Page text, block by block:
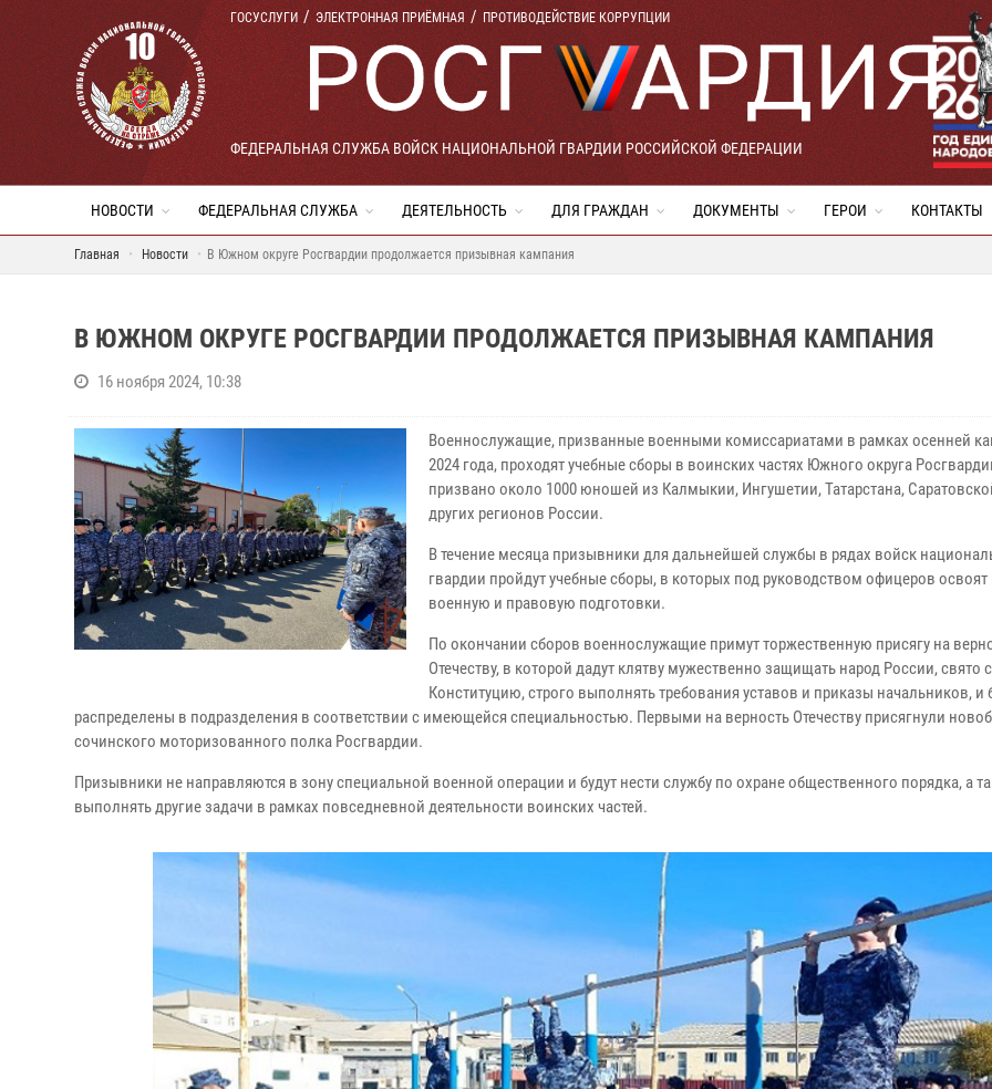
ГОСУСЛУГИ ЭЛЕКТРОННАЯ ПРИЁМНАЯ ПРОТИВОДЕЙСТВИЕ КОРРУПЦИИ
ФЕДЕРАЛЬНАЯ СЛУЖБА ВОЙСК НАЦИОНАЛЬНОЙ ГВАРДИИ РОССИЙСКОЙ ФЕДЕРАЦИИ
НОВОСТИ ФЕДЕРАЛЬНАЯ СЛУЖБА ДЕЯТЕЛЬНОСТЬ ДЛЯ ГРАЖДАН ДОКУМЕНТЫ ГЕРОИ КОНТАКТЫ
Главная Новости В Южном округе Росгвардии продолжается призывная кампания
В ЮЖНОМ ОКРУГЕ РОСГВАРДИИ ПРОДОЛЖАЕТСЯ ПРИЗЫВНАЯ КАМПАНИЯ
16 ноября 2024, 10:38
Военнослужащие, призванные военными комиссариатами в рамках осенней
2024 года, проходят учебные сборы в воинских частях Южного округа
призвано около 1000 юношей из Калмыкии, Ингушетии, Татарстана,
других регионов России.
В течение месяца призывники для дальнейшей службы в рядах войск
гвардии пройдут учебные сборы, в которых под руководством офицеров
военную и правовую подготовки.
По окончании сборов военнослужащие примут торжественную присягу на
Отечеству, в которой дадут клятву мужественно защищать народ России, свято
Конституцию, строго выполнять требования уставов и приказы начальников, и
распределены в подразделения в соответствии с имеющейся специальностью. Первыми на верность Отечеству присягнули
сочинского моторизованного полка Росгвардии.
Призывники не направляются в зону специальной военной операции и будут нести службу по охране общественного порядка, а
выполнять другие задачи в рамках повседневной деятельности воинских частей.